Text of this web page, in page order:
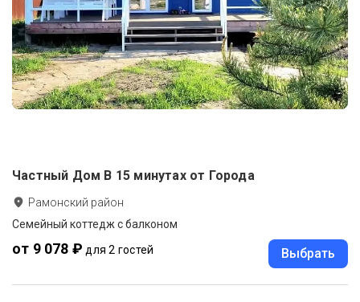
Частный Дом В 15 минутах от Города
Рамонский район
Семейный коттедж с балконом
от 9 078 ₽ для 2 гостей Выбрать